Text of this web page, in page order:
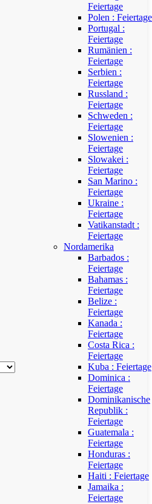
Feiertage
Polen : Feiertage
Portugal :
Feiertage
Rumänien :
Feiertage
Serbien :
Feiertage
Russland :
Feiertage
Schweden :
Feiertage
Slowenien :
Feiertage
Slowakei :
Feiertage
San Marino :
Feiertage
Ukraine :
Feiertage
Vatikanstadt :
Feiertage
Nordamerika
Barbados :
Feiertage
Bahamas :
Feiertage
Belize :
Feiertage
Kanada :
Feiertage
Costa Rica :
Feiertage
Kuba : Feiertage
Dominica :
Feiertage
Dominikanische
Republik :
Feiertage
Guatemala :
Feiertage
Honduras :
Feiertage
Haiti : Feiertage
Jamaika :
Feiertage